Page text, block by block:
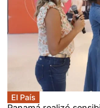
El País